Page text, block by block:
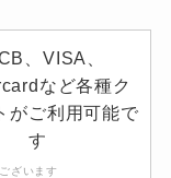
ざいます